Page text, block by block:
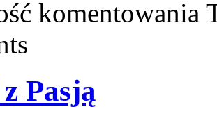
komentowania
Pasją